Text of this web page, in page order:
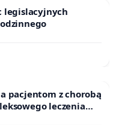
legislacyjnych
pacjentom z chorobą
leczenia